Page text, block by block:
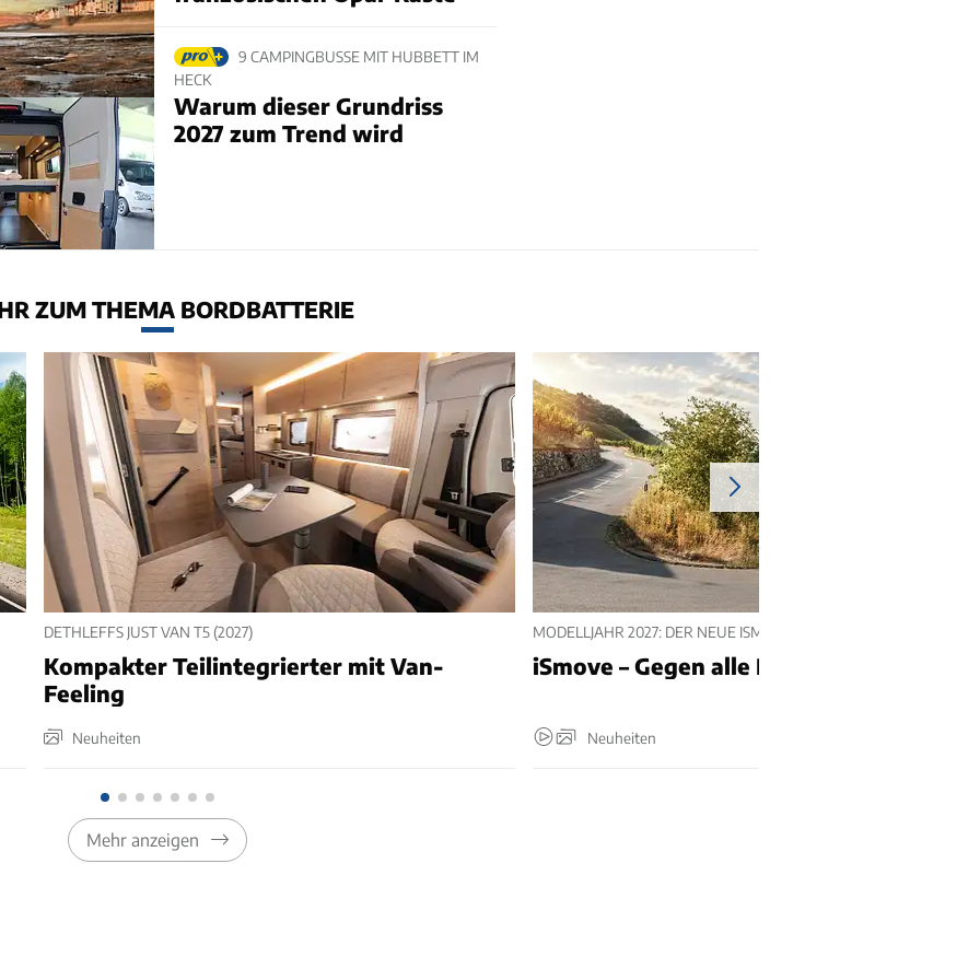
9 CAMPINGBUSSE MIT HUBBETT IM
HECK
Warum dieser Grundriss
2027 zum Trend wird
ZUM THEMA BORDBATTERIE
DETHLEFFS JUST VAN T5 (2027)
Kompakter Teilintegrierter mit Van-
Feeling
Neuheiten
MODELLJAHR 2027: DER NEUE ISMOVE
iSmove – Gegen alle Regeln
Neuheiten
Mehr anzeigen